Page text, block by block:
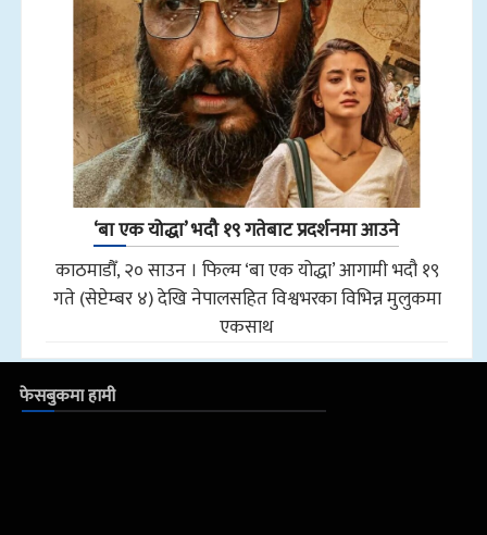
‘बा एक योद्धा’ भदौ १९ गतेबाट प्रदर्शनमा आउने
काठमाडौँ, २० साउन । फिल्म ‘बा एक योद्धा’ आगामी भदौ १९
गते (सेप्टेम्बर ४) देखि नेपालसहित विश्वभरका विभिन्न मुलुकमा
एकसाथ
फेसबुकमा हामी